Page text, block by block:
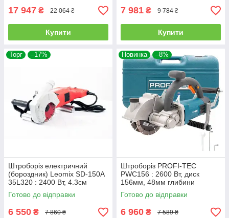
17 947 ₴ 22 064 ₴
Купити
7 981 ₴ 9 784 ₴
Купити
Торг –17%
Штроборіз електричний
(бороздник) Leomix SD-150A
35L320 : 2400 Вт, 4.3см
глибини, кейс (бетоноріз)
Готово до відправки
6 550 ₴ 7 860 ₴
Новинка –8%
Штроборіз PROFI-TEC
PWC156 : 2600 Вт, диск
156мм, 48мм глибини
(007678)
Готово до відправки
6 960 ₴ 7 589 ₴